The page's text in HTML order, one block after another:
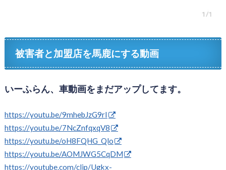
被害者と加盟店を馬鹿にする動画
いーふらん、車動画をまだアップしてます。
https://youtu.be/9mhebJzG9rI
https://youtu.be/7NcZnfqxqV8
https://youtu.be/oH8FQHG_Qlo
https://youtu.be/AOMJWG5CqDM
https://youtube.com/clip/Ugkx-